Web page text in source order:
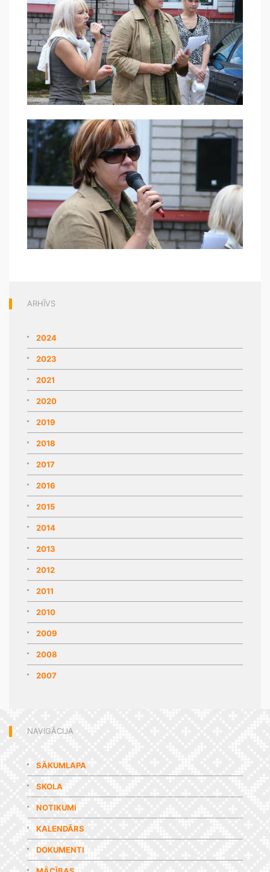
ARHĪVS
2024
2023
2021
2020
2019
2018
2017
2016
2015
2014
2013
2012
2011
2010
2009
2008
2007
NAVIGĀCIJA
SĀKUMLAPA
SKOLA
NOTIKUMI
KALENDĀRS
DOKUMENTI